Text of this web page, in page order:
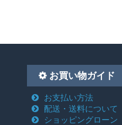
お買い物ガイド
お支払い方法
配送・送料について
ショッピングローン